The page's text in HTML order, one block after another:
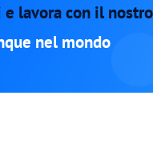
lavora con il
nel mondo